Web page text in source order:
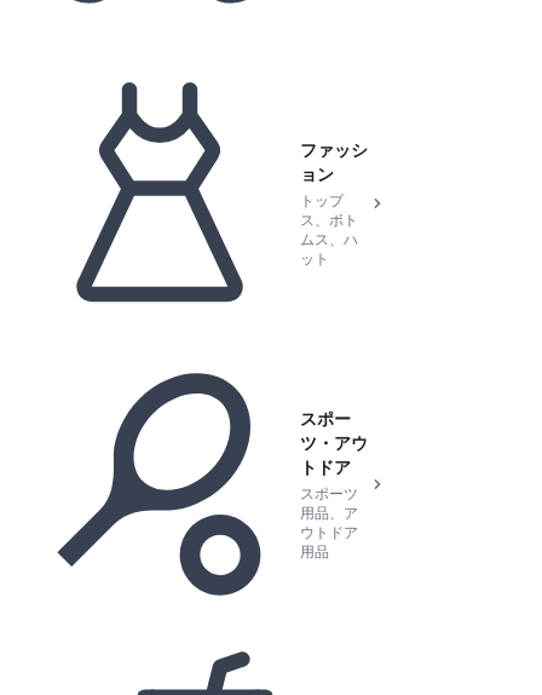
ファッシ
ョン
トップ
ス、ボト
ムス、ハ
ット
スポー
ツ・アウ
トドア
スポーツ
用品、ア
ウトドア
用品